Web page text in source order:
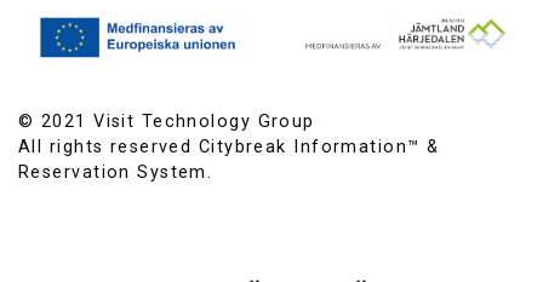
© 2021 Visit Technology Group
All rights reserved Citybreak Information™ &
Reservation System.